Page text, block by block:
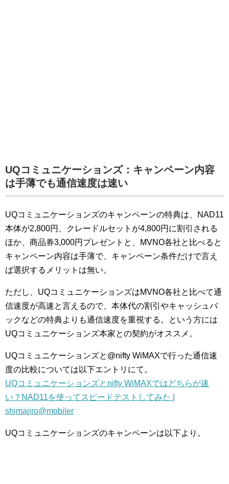
UQコミュニケーションズ：キャンペーン内容
は手薄でも通信速度は速い
UQコミュニケーションズのキャンペーンの特典は、NAD11
本体が2,800円、クレードルセットが4,800円に割引される
ほか、商品券3,000円プレゼントと、MVNO各社と比べると
キャンペーン内容は手薄で、キャンペーン条件だけで言え
ば選択するメリットは無い。
ただし、UQコミュニケーションズはMVNO各社と比べて通
信速度が高速と言えるので、本体代の割引やキャッシュバ
ックなどの特典よりも通信速度を重視する。という方には
UQコミュニケーションズ本家との契約がオススメ。
UQコミュニケーションズと@nifty WiMAXで行った通信速
度の比較については以下エントリにて。
UQコミュニケーションズとnifty WiMAXではどちらが速
い？NAD11を使ってスピードテストしてみた |
shimajiro@mobiler
UQコミュニケーションズのキャンペーンは以下より。